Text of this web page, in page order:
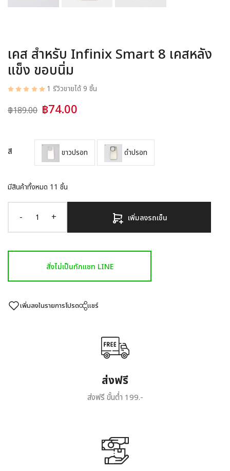
เคส สำหรับ Infinix Smart 8 เคสหลัง
แข็ง ขอบนิ่ม
1 รีวิวขายได้ 9 ชิ้น
฿189.00 ฿74.00
สี ขาวปรอท ดำปรอท
มีสินค้าทั้งหมด 11 ชิ้น
- + เพิ่มลงรถเข็น
สั่งไม่เป็นทักแชท LINE
เพิ่มลงในรายการโปรด แชร์
ส่งฟรี
ส่งฟรี ขั้นต่ำ 199.-